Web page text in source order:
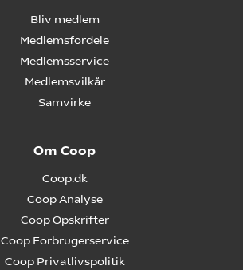
Bliv medlem
Medlemsfordele
Medlemsservice
Medlemsvilkår
Samvirke
Om Coop
Coop.dk
Coop Analyse
Coop Opskrifter
Coop Forbrugerservice
Coop Privatlivspolitik